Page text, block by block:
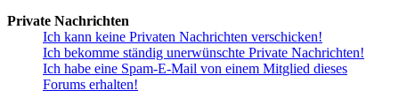
Private Nachrichten
Ich kann keine Privaten Nachrichten verschicken!
Ich bekomme ständig unerwünschte Private Nachrichten!
Ich habe eine Spam-E-Mail von einem Mitglied dieses
Forums erhalten!